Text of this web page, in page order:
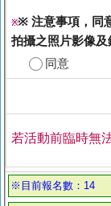
※※ 注意事項，同
拍攝之照片影像及
同意
若活動前臨時無
※目前報名數：14